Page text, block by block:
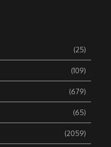
(25)
(109)
(679)
(65)
(2059)